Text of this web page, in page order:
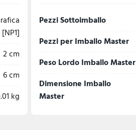
[NP1]
2 cm
6 cm
kg
Pezzi Sottoimballo
Pezzi per Imballo Master
Peso Lordo Imballo Master
Dimensione Imballo
Master